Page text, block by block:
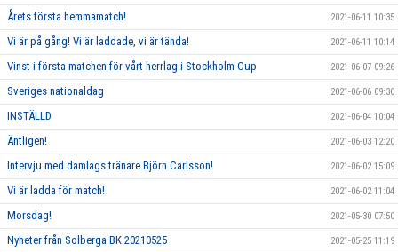
Årets första hemmamatch! 2021-06-11 10:35
Vi är på gång! Vi är laddade, vi är tända! 2021-06-11 10:14
Vinst i första matchen för vårt herrlag i Stockholm Cup 2021-06-07 09:26
Sveriges nationaldag 2021-06-06 09:30
INSTÄLLD 2021-06-04 10:04
Äntligen! 2021-06-03 12:20
Intervju med damlags tränare Björn Carlsson! 2021-06-02 15:09
Vi är ladda för match! 2021-06-02 11:04
Morsdag! 2021-05-30 07:50
Nyheter från Solberga BK 20210525 2021-05-25 11:19